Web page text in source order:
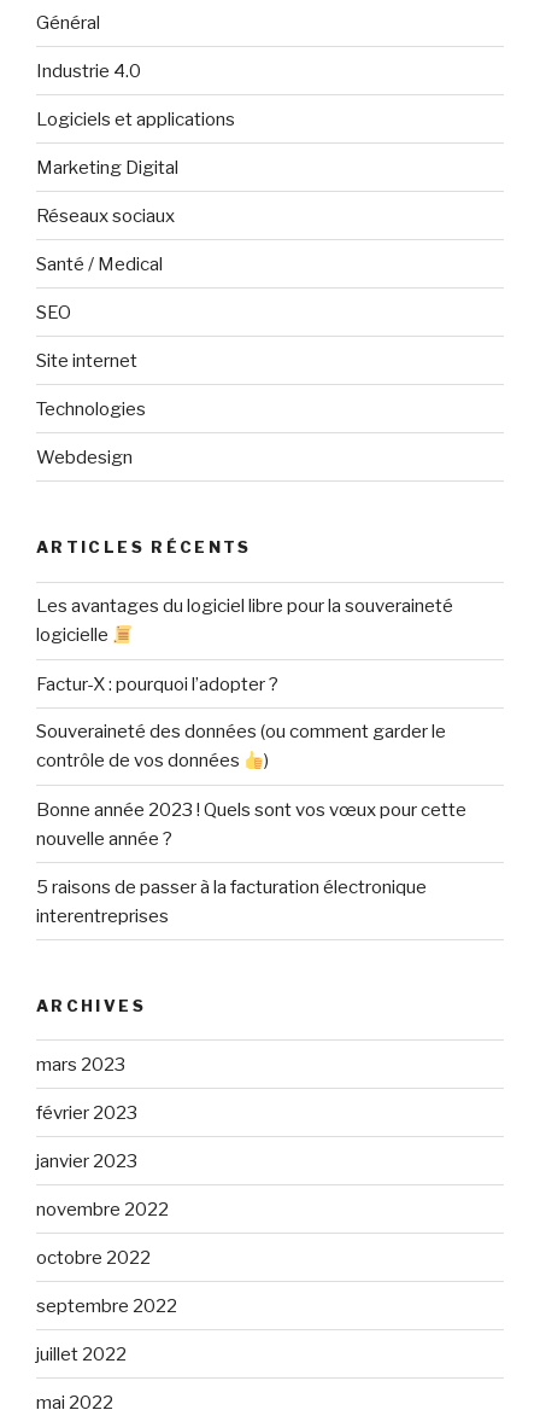
Général
Industrie 4.0
Logiciels et applications
Marketing Digital
Réseaux sociaux
Santé / Medical
SEO
Site internet
Technologies
Webdesign
ARTICLES RÉCENTS
Les avantages du logiciel libre pour la souveraineté
logicielle
Factur-X : pourquoi l’adopter ?
Souveraineté des données (ou comment garder le
contrôle de vos données
)
Bonne année 2023 ! Quels sont vos vœux pour cette
nouvelle année ?
5 raisons de passer à la facturation électronique
interentreprises
ARCHIVES
mars 2023
février 2023
janvier 2023
novembre 2022
octobre 2022
septembre 2022
juillet 2022
mai 2022